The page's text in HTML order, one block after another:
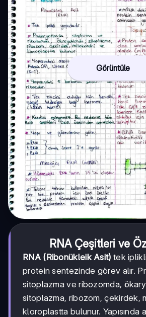
Görüntüle
RNA Çeşitleri ve
RNA (Ribonükleik Asit) tek
protein sentezinde görev alır.
sitoplazma ve ribozomda,
sitoplazma, ribozom, çekirdek,
kloroplastta bulunur. Yapısında